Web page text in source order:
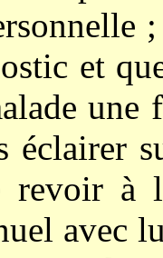
et
une
éclairer
revoir à
avec